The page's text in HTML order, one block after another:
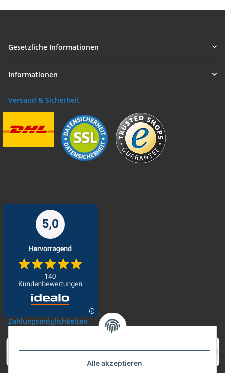
Alle akzeptieren
Gesetzliche Informationen
Informationen
Versand & Sicherheit
Zahlungsmöglichkeiten